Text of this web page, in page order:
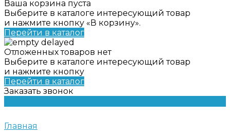
Ваша корзина пуста
Выберите в каталоге интересующий товар
и нажмите кнопку «В корзину».
Перейти в каталог
Отложенных товаров нет
Выберите в каталоге интересующий товар
и нажмите кнопку
Перейти в каталог
Заказать звонок
Главная